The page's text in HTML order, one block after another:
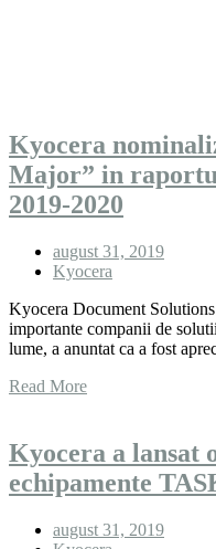
Kyocera
Major” in
2019-2020
august 31, 2019
Kyocera
Kyocera Document
importante companii de
lume, a anuntat ca a fost
Read More
Kyocera a lansat
echipamente
august 31, 2019